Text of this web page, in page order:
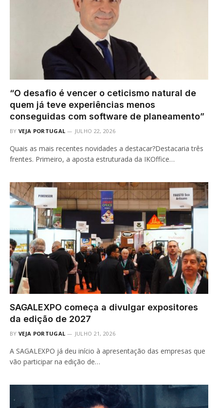
“O desafio é vencer o ceticismo natural de
quem já teve experiências menos
conseguidas com software de planeamento”
BY VEJA PORTUGAL JULHO 22, 2026
Quais as mais recentes novidades a destacar?Destacaria três
frentes. Primeiro, a aposta estruturada da IKOffice…
SAGALEXPO começa a divulgar expositores
da edição de 2027
BY VEJA PORTUGAL JULHO 21, 2026
A SAGALEXPO já deu início à apresentação das empresas que
vão participar na edição de…